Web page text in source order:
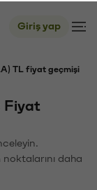
Giriş yap
TL fiyat geçmişi
Fiyat
daha